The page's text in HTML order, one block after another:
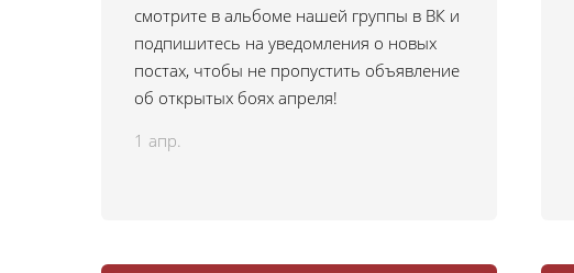
смотрите в альбоме нашей группы в ВК и
подпишитесь на уведомления о новых
постах, чтобы не пропустить объявление
об открытых боях апреля!
1 апр.